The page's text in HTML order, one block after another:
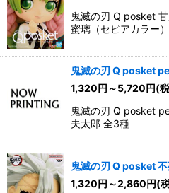
鬼滅の刃 Q posket
蜜璃（セピアカラー
鬼滅の刃 Q posket
1,320円 ～5,720円(
鬼滅の刃 Q posket
夫太郎 全3種
鬼滅の刃 Q posket
1,320円 ～2,860円(